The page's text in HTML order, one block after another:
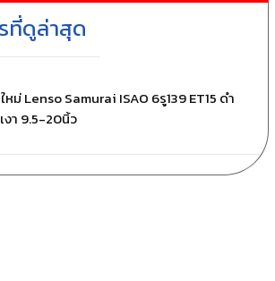
ที่ดูล่าสุด
หม่ Lenso Samurai ISAO 6รู139 ET15 ดำ
งา 9.5-20นิ้ว